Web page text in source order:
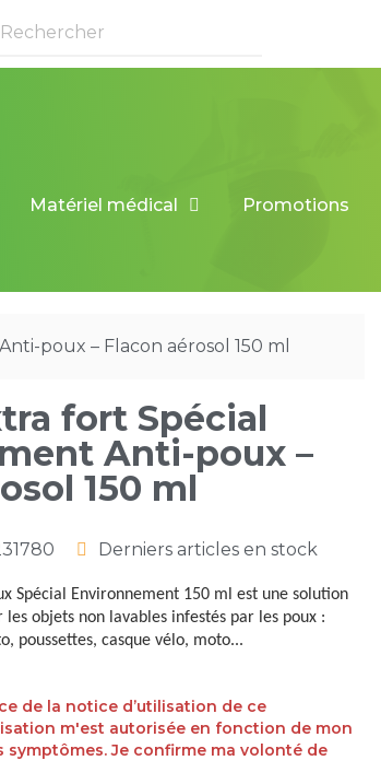
Matériel médical Promotions
poux – Flacon aérosol 150 ml
fort Spécial
Anti-poux –
150 ml
Derniers articles en stock
Spécial Environnement 150 ml est une solution
objets non lavables infestés par les poux :
poussettes, casque vélo, moto...
de la notice d’utilisation de ce
m'est autorisée en fonction de mon
symptômes. Je confirme ma volonté de